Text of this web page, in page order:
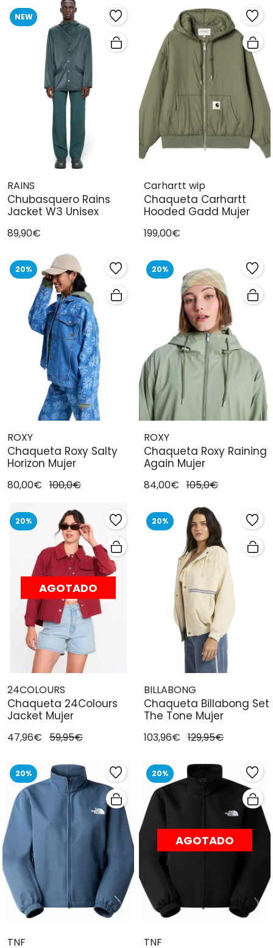
NEW
RAINS
Chubasquero Rains
Jacket W3 Unisex
89,90€
Carhartt wip
Chaqueta Carhartt
Hooded Gadd Mujer
199,00€
20%
ROXY
Chaqueta Roxy Salty
Horizon Mujer
80,00€ 100,0€
20%
ROXY
Chaqueta Roxy Raining
Again Mujer
84,00€ 105,0€
20%
AGOTADO
24COLOURS
Chaqueta 24Colours
Jacket Mujer
47,96€ 59,95€
20%
BILLABONG
Chaqueta Billabong Set
The Tone Mujer
103,96€ 129,95€
20%
TNF
20%
AGOTADO
TNF